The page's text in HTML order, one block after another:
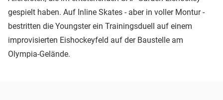
gespielt haben. Auf Inline Skates - aber in voller Montur -
bestritten die Youngster ein Trainingsduell auf einem
improvisierten Eishockeyfeld auf der Baustelle am
Olympia-Gelände.